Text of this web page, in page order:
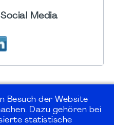
Media
Besuch der Website
Dazu gehören bei
statistische